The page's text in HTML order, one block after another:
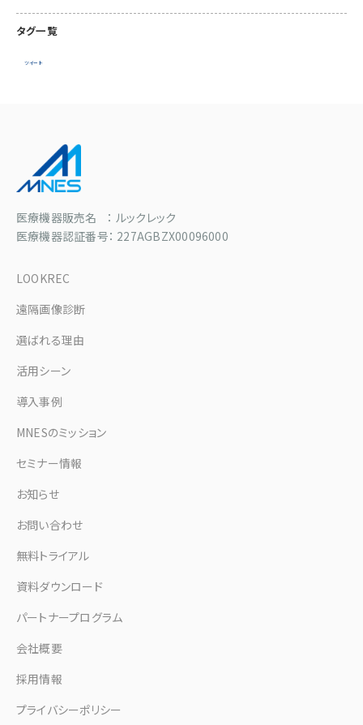
タグ一覧
ツイート
医療機器販売名 ： ルックレック
医療機器認証番号： 227AGBZX00096000
LOOKREC
遠隔画像診断
選ばれる理由
活用シーン
導入事例
MNESのミッション
セミナー情報
お知らせ
お問い合わせ
無料トライアル
資料ダウンロード
パートナープログラム
会社概要
採用情報
プライバシーポリシー